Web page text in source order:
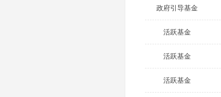
政府引导基金
活跃基金
活跃基金
活跃基金